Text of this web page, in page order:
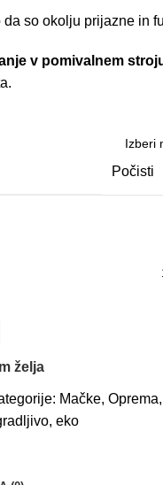
so okolju prijazne in
v pomivalnem
Počisti
želja
Mačke, Oprema,
, eko